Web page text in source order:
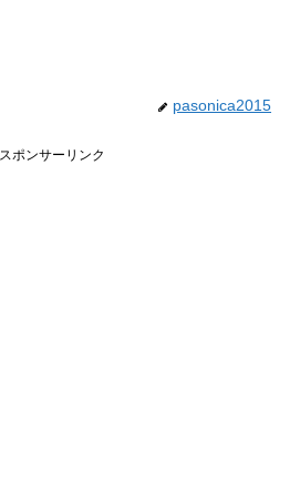
pasonica2015
スポンサーリンク